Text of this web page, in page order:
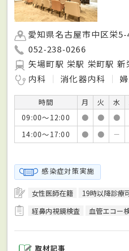
愛知県名古屋市中区栄
052-238-0266
矢場町駅 栄駅 栄町駅 新
内科
消化器内科
時間 月 火 水
09:00～12:00
● ● ●
14:00～17:00
● ● －
感染症対策実施
女性医師在籍 19時以降診療
経鼻内視鏡検査
血管エコー
取材記事